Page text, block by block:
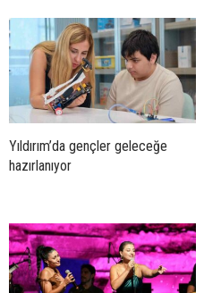
Yıldırım’da gençler geleceğe
hazırlanıyor